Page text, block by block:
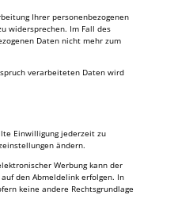
Ihrer personenbezogenen
widersprechen. Im Fall des
Daten nicht mehr zum
verarbeiteten Daten wird
Einwilligung jederzeit zu
ändern.
Werbung kann der
den Abmeldelink erfolgen. In
keine andere Rechtsgrundlage